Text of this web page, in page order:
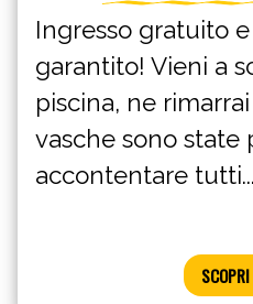
Ingresso gratuito
garantito! Vieni a
piscina, ne
vasche sono state
accontentare tutti...